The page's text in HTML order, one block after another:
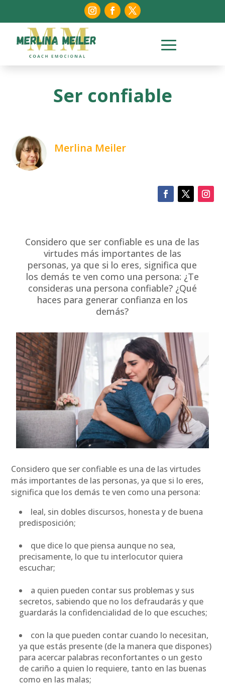
Ser confiable
Merlina Meiler
Considero que ser confiable es una de las
virtudes más importantes de las
personas, ya que si lo eres, significa que
los demás te ven como una persona: ¿Te
consideras una persona confiable? ¿Qué
haces para generar confianza en los
demás?
Considero que ser confiable es una de las virtudes
más importantes de las personas, ya que si lo eres,
significa que los demás te ven como una persona:
leal, sin dobles discursos, honesta y de buena
predisposición;
que dice lo que piensa aunque no sea,
precisamente, lo que tu interlocutor quiera
escuchar;
a quien pueden contar sus problemas y sus
secretos, sabiendo que no los defraudarás y que
guardarás la confidencialidad de lo que escuches;
con la que pueden contar cuando lo necesitan,
ya que estás presente (de la manera que dispones)
para acercar palabras reconfortantes o un gesto
de cariño a quien lo requiere, tanto en las buenas
como en las malas;